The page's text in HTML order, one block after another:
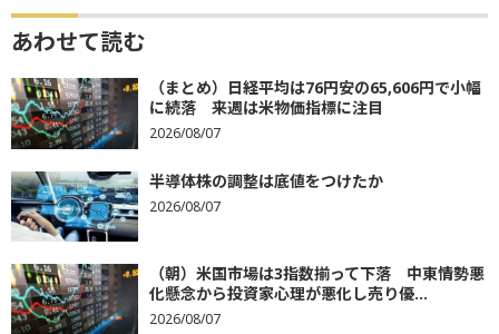
あわせて読む
（まとめ）日経平均は76円安の65,606円で小幅
に続落 来週は米物価指標に注目
2026/08/07
半導体株の調整は底値をつけたか
2026/08/07
（朝）米国市場は3指数揃って下落 中東情勢悪
化懸念から投資家心理が悪化し売り優...
2026/08/07